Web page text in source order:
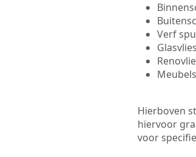
Verf
Hierboven
hiervoor
voor